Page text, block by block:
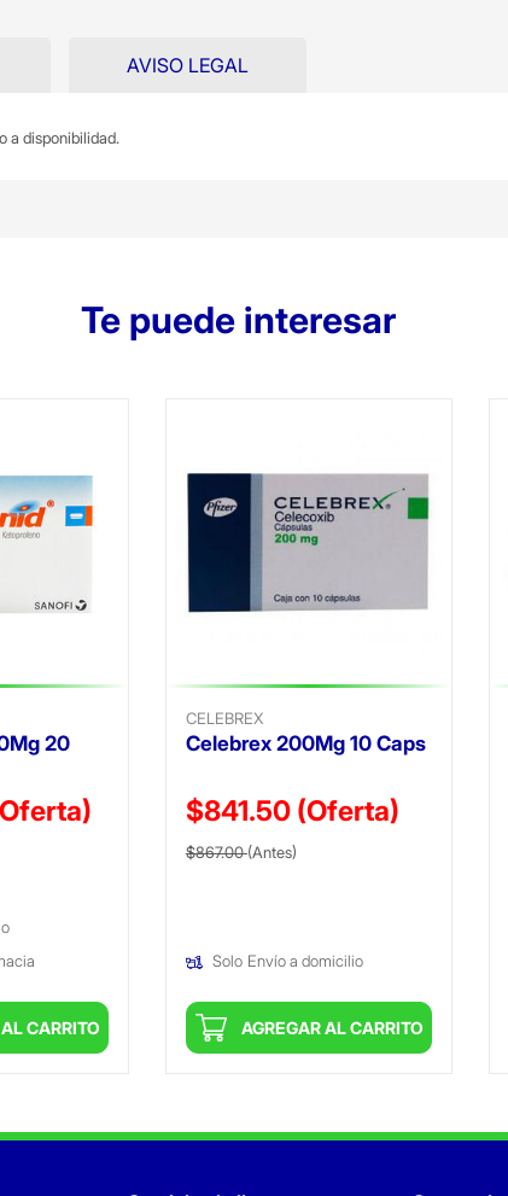
a disponibilidad.
AVISO LEGAL
Te puede interesar
20
CARRITO
CELEBREX
Celebrex 200Mg 10 Caps
$841.50 (Oferta)
Precio reducido de
$867.00(Antes)
Solo Envío a domicilio
AGREGAR AL CARRITO